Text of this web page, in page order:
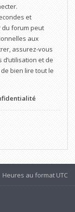
et
du forum peut
aux
assurez-vous
et de
bien lire tout le
Heures au format UTC